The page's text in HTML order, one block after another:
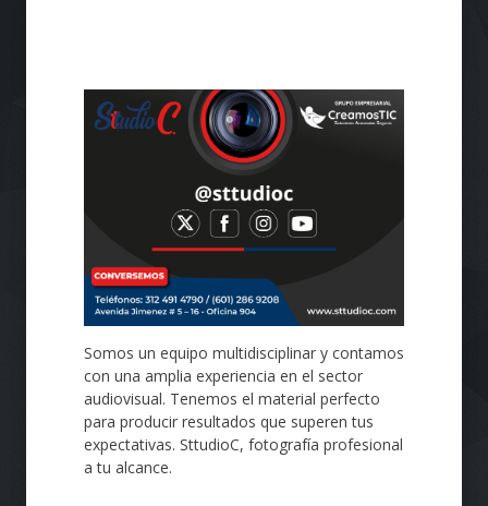
Somos un equipo multidisciplinar y contamos
con una amplia experiencia en el sector
audiovisual. Tenemos el material perfecto
para producir resultados que superen tus
expectativas. SttudioC, fotografía profesional
a tu alcance.